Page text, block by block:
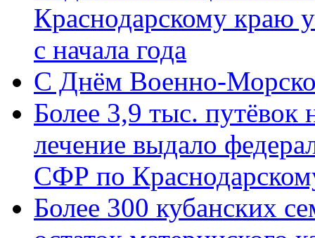
Краснодарскому краю
с начала года
C Днём Военно-
Более 3,9 тыс. путёвок
лечение выдало
СФР по
Более 300 кубанских